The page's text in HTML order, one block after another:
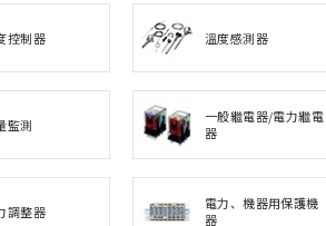
控制器 溫度感測器
監測
一般繼電器/電力繼電
器
調整器
電力、機器用保護機
器